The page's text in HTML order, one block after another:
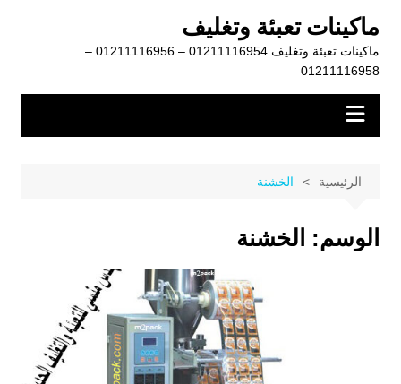
المحتوى
ماكينات تعبئة وتغليف
ماكينات تعبئة وتغليف 01211116954 – 01211116956 –
01211116958
الرئيسية الخشنة
الوسم: الخشنة